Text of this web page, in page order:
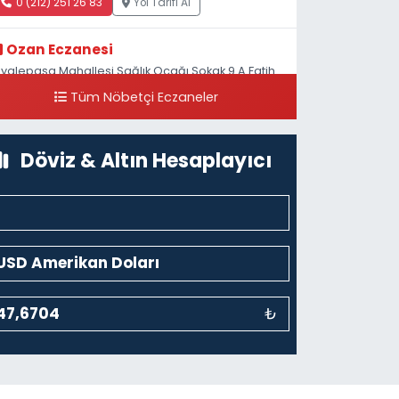
Ozan Eczanesi
Mahallesi Sağlık Ocağı Sokak 9 A Fatih
Tüm Nöbetçi Eczaneler
Döviz & Altın Hesaplayıcı
₺